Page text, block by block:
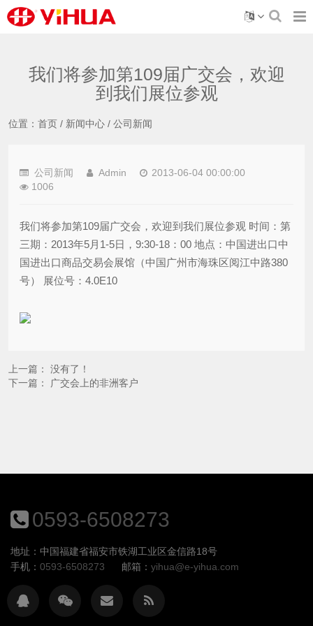
我们将参加第109届广交会，欢迎
到我们展位参观
位置： 首页 / 新闻中心 / 公司新闻
公司新闻 Admin
2013-06-04 00:00:00
1006
我们将参加第109届广交会，欢迎到我们展位参观 时间：第
三期：2013年5月1-5日，9:30-18：00 地点：中国进出口中
国进出口商品交易会展馆（中国广州市海珠区阅江中路380
号） 展位号：4.0E10
上一篇： 没有了！
下一篇：
广交会上的非洲客户
0593-6508273
地址：中国福建省福安市铁湖工业区金信路18号
手机： 0593-6508273 邮箱： yihua@e-yihua.com